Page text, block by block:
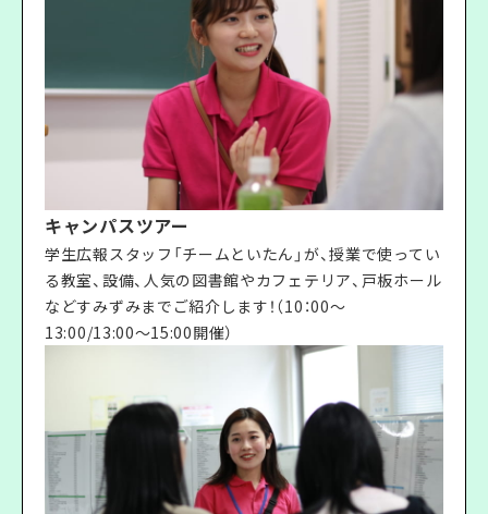
キャンパスツアー
学生広報スタッフ「チームといたん」が、授業で使ってい
る教室、設備、人気の図書館やカフェテリア、戸板ホール
などすみずみまでご紹介します！（10：00〜
13:00/13:00〜15:00開催）